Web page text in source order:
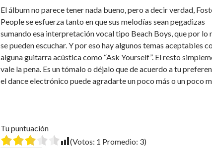
El álbum no parece tener nada bueno, pero a decir verdad,
People se esfuerza tanto en que sus melodías sean pegadizas
sumando esa interpretación vocal tipo Beach Boys, que por lo
se pueden escuchar. Y por eso hay algunos temas aceptables
alguna guitarra acústica como “Ask Yourself”. El resto
vale la pena. Es un tómalo o déjalo que de acuerdo a tu
el dance electrónico puede agradarte un poco más o un poco
Tu puntuación
(Votos: 1 Promedio: 3)